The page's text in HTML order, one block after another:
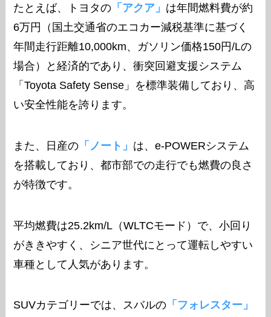
たとえば、トヨタの 「アクア」 は年間燃料費が約
6万円（国土交通省のエコカー減税基準に基づく
年間走行距離10,000km、ガソリン価格150円/Lの
場合）と経済的であり、衝突回避支援システム
「Toyota Safety Sense」を標準装備しており、高
い安全性能を誇ります。
また、日産の 「ノート」 は、e-POWERシステム
を搭載しており、都市部での走行でも燃費の良さ
が特徴です。
平均燃費は25.2km/L（WLTCモード）で、小回り
がききやすく、シニア世代にとって運転しやすい
車種として人気があります。
SUVカテゴリーでは、スバルの 「フォレスター」